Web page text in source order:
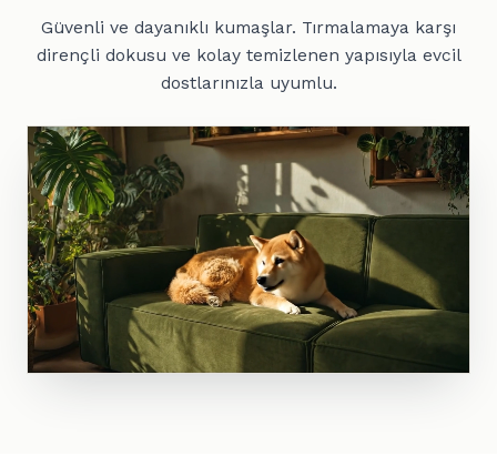
Güvenli ve dayanıklı kumaşlar. Tırmalamaya karşı
dirençli dokusu ve kolay temizlenen yapısıyla evcil
dostlarınızla uyumlu.